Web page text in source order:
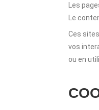
Les
Le
Ces
vos
ou en